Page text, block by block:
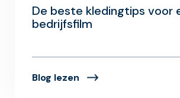
De beste kledingtips voor
bedrijfsfilm
Blog lezen